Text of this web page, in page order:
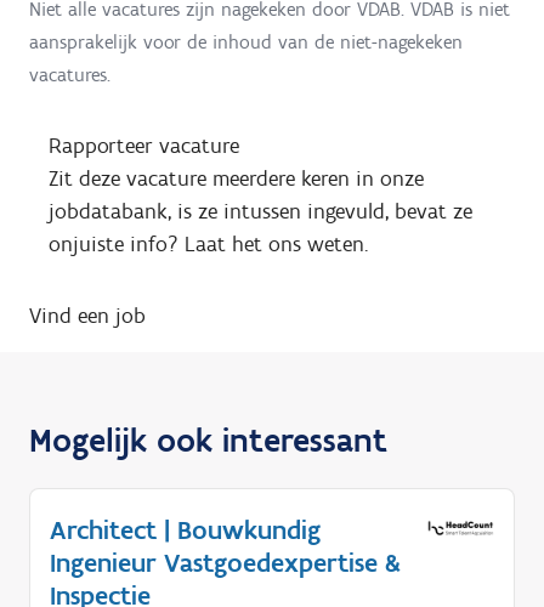
Niet alle vacatures zijn nagekeken door VDAB. VDAB is niet
aansprakelijk voor de inhoud van de niet-nagekeken
vacatures.
Rapporteer vacature
Zit deze vacature meerdere keren in onze
jobdatabank, is ze intussen ingevuld, bevat ze
onjuiste info? Laat het ons weten.
Vind een job
Mogelijk ook interessant
Architect | Bouwkundig
Ingenieur Vastgoedexpertise &
Inspectie